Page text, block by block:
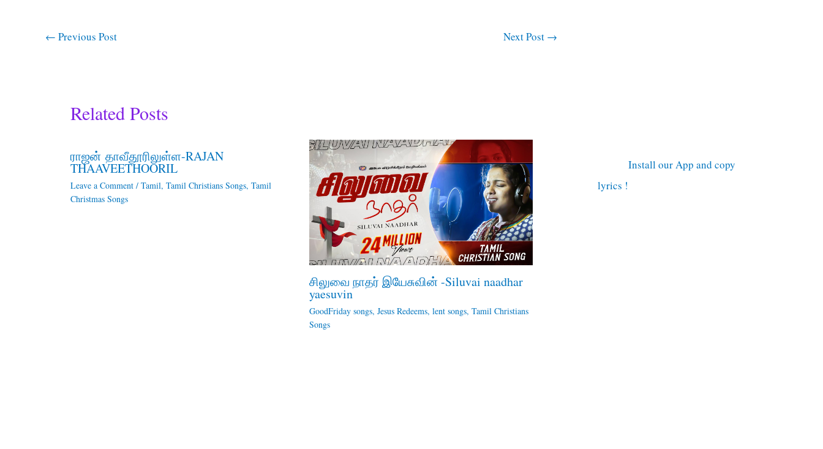
← Previous Post Next Post →
Related Posts
ராஜன் தாவீதூரிலுள்ள-RAJAN
THAAVEETHOORIL
Leave a Comment / Tamil, Tamil Christians Songs, Tamil
Christmas Songs
சிலுவை நாதர் இயேசுவின் -Siluvai naadhar
yaesuvin
GoodFriday songs, Jesus Redeems, lent songs, Tamil Christians
Songs
Install our App and copy
lyrics !